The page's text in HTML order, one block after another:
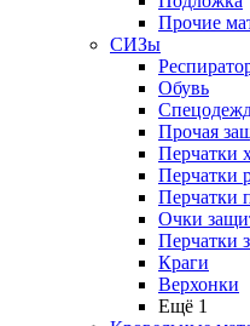
Прочие
СИЗы
Обувь
Прочая
Перчатки
Перчатки
Перчатки
Очки
Перчатки
Краги
Верхонки
Ещё 1